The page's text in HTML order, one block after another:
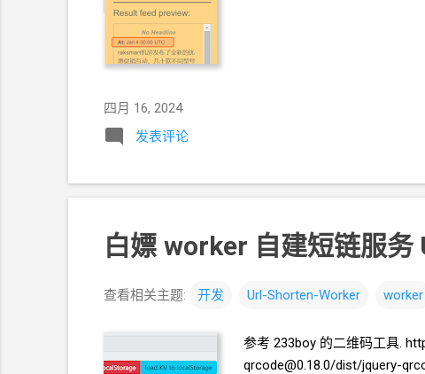
四月 16, 2024
发表评论
白嫖 worker 自建短链服
查看相关主题: 开发 Url-Shorten-Worker worker
参考 233boy 的二维码工具.
qrcode@0.18.0/dist/jquery-